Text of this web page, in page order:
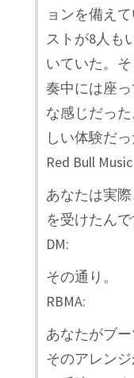
ョンを備え
ストが8人も
いていた。
奏中には座
な感じだっ
しい体験だっ
Red Bull
あなたは実
を受けたんで
DM:
その通り。
RBMA:
あなたがブ
そのアレン